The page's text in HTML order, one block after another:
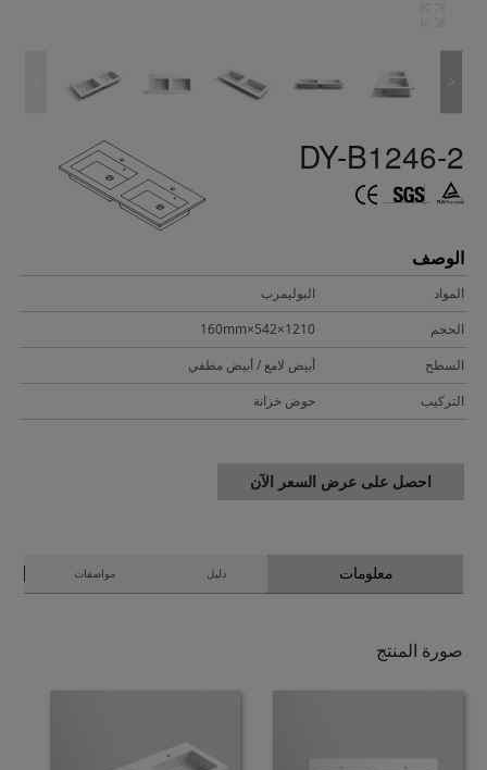
DY-B1246-2
الوصف
المواد
البوليمرب
الحجم
1210×542×160mm
السطح
أبيض لامع / أبيض مطفي
التركيب
حوض خزانة
احصل على عرض السعر الآن
معلومات دليل مواصفات
صورة المنتج